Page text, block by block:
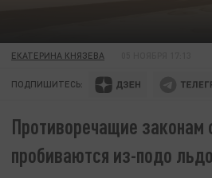
ЕКАТЕРИНА КНЯЗЕВА
ПОДПИШИТЕСЬ:
Противоречащие
пробиваются из-подо